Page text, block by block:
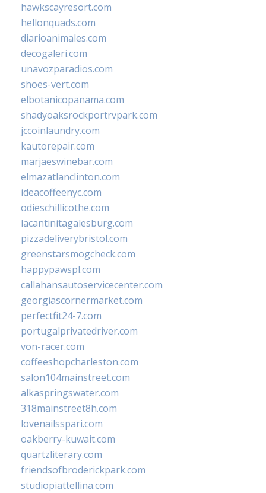
hawkscayresort.com
hellonquads.com
diarioanimales.com
decogaleri.com
unavozparadios.com
shoes-vert.com
elbotanicopanama.com
shadyoaksrockportrvpark.com
jccoinlaundry.com
kautorepair.com
marjaeswinebar.com
elmazatlanclinton.com
ideacoffeenyc.com
odieschillicothe.com
lacantinitagalesburg.com
pizzadeliverybristol.com
greenstarsmogcheck.com
happypawspl.com
callahansautoservicecenter.com
georgiascornermarket.com
perfectfit24-7.com
portugalprivatedriver.com
von-racer.com
coffeeshopcharleston.com
salon104mainstreet.com
alkaspringswater.com
318mainstreet8h.com
lovenailsspari.com
oakberry-kuwait.com
quartzliterary.com
friendsofbroderickpark.com
studiopiattellina.com